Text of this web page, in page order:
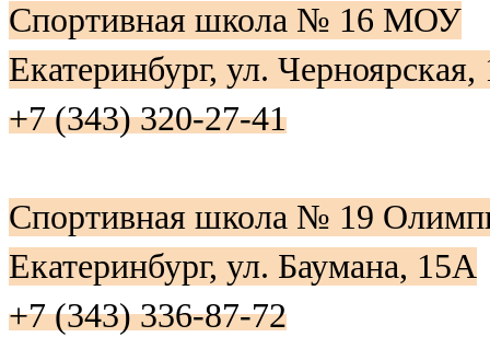
Спортивная школа № 16 МОУ
Екатеринбург, ул. Черноярская,
+7 (343) 320-27-41
Спортивная школа № 19
Екатеринбург, ул. Баумана, 15А
+7 (343) 336-87-72